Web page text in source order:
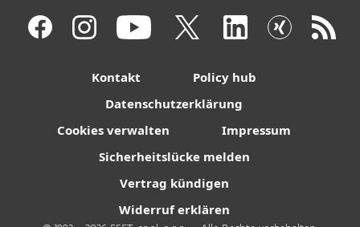
Kontakt
Policy hub
Datenschutzerklärung
Cookies verwalten
Impressum
Sicherheitslücke melden
Vertrag kündigen
Widerruf erklären